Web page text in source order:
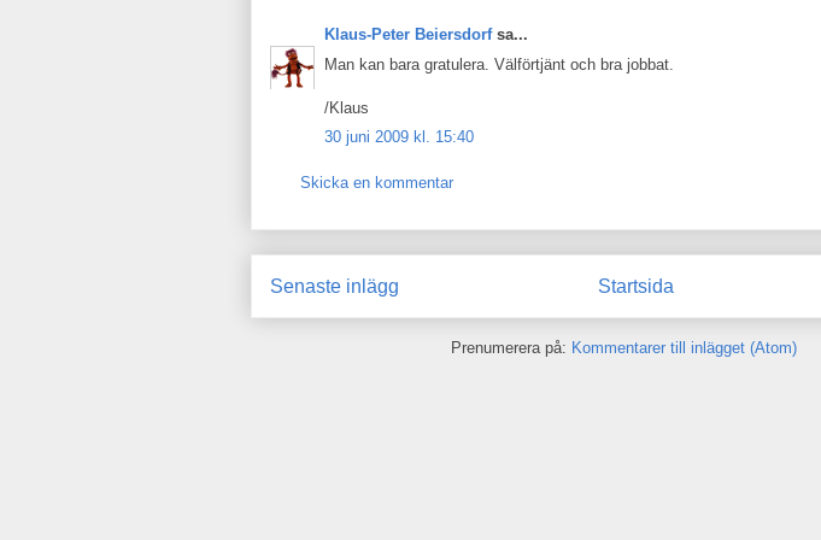
Klaus-Peter Beiersdorfsa...
Man kan bara gratulera. Välförtjänt och bra jobbat.
/Klaus
30 juni 2009 kl. 15:40
Skicka en kommentar
Senaste inlägg Startsida
Prenumerera på: Kommentarer till inlägget (Atom)